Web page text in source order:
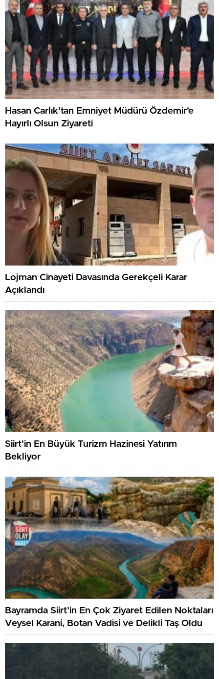
Hasan Carlık’tan Emniyet Müdürü Özdemir’e
Hayırlı Olsun Ziyareti
Lojman Cinayeti Davasında Gerekçeli Karar
Açıklandı
Siirt’in En Büyük Turizm Hazinesi Yatırım
Bekliyor
Bayramda Siirt’in En Çok Ziyaret Edilen Noktaları
Veysel Karani, Botan Vadisi ve Delikli Taş Oldu